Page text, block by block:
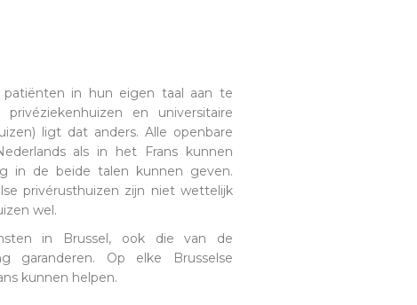
in hun eigen taal aan te
en universitaire
ligt dat anders. Alle openbare
als in het Frans kunnen
in de beide talen kunnen geven.
privérusthuizen zijn niet wettelijk
wel.
in Brussel, ook die van de
garanderen. Op elke Brusselse
kunnen helpen.